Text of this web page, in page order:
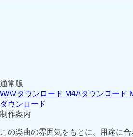
通常版
WAVダウンロード M4Aダウンロード
ダウンロード
制作案内
この楽曲の雰囲気をもとに、用途に